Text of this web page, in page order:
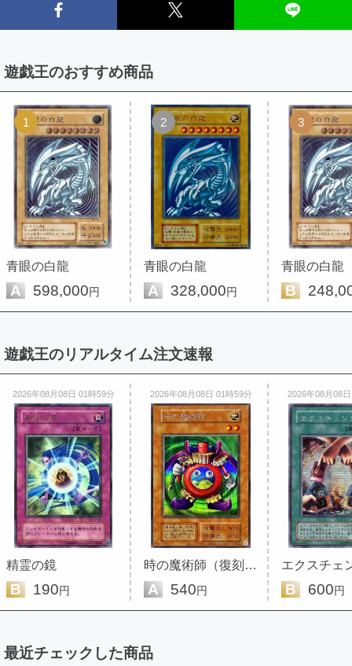
遊戯王のおすすめ商品
1
青眼の白龍
A 598,000円
2
青眼の白龍
A 328,000円
3
青眼の白龍
B
遊戯王のリアルタイム注文速報
2026年08月08日 01時59分
精霊の鏡
B 190円
2026年08月08日 01時59分
時の魔術師（復刻版）
A 540円
2026年08月08
エクスチェ
B 600円
最近チェックした商品